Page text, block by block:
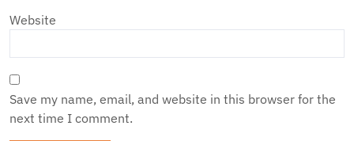
Website
Save my name, email, and website in this browser for the
next time I comment.